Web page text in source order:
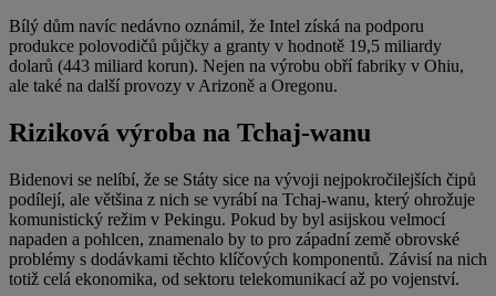
Bílý dům navíc nedávno oznámil, že Intel získá na podporu
produkce polovodičů půjčky a granty v hodnotě 19,5 miliardy
dolarů (443 miliard korun). Nejen na výrobu obří fabriky v Ohiu,
ale také na další provozy v Arizoně a Oregonu.
Riziková výroba na Tchaj-wanu
Bidenovi se nelíbí, že se Státy sice na vývoji nejpokročilejších čipů
podílejí, ale většina z nich se vyrábí na Tchaj-wanu, který ohrožuje
komunistický režim v Pekingu. Pokud by byl asijskou velmocí
napaden a pohlcen, znamenalo by to pro západní země obrovské
problémy s dodávkami těchto klíčových komponentů. Závisí na nich
totiž celá ekonomika, od sektoru telekomunikací až po vojenství.